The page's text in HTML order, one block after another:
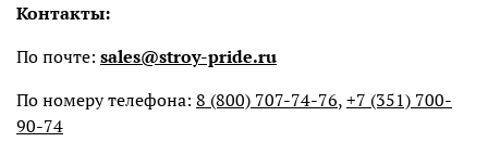
Контакты:
По почте: sales@stroy-pride.ru
По номеру телефона: 8 (800) 707-74-76,+7 (351) 700-
90-74